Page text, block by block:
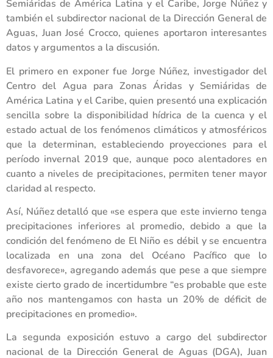
Semiáridas de América Latina y el Caribe, Jorge Núñez y
también el subdirector nacional de la Dirección General de
Aguas, Juan José Crocco, quienes aportaron interesantes
datos y argumentos a la discusión.
El primero en exponer fue Jorge Núñez, investigador del
Centro del Agua para Zonas Áridas y Semiáridas de
América Latina y el Caribe, quien presentó una explicación
sencilla sobre la disponibilidad hídrica de la cuenca y el
estado actual de los fenómenos climáticos y atmosféricos
que la determinan, estableciendo proyecciones para el
período invernal 2019 que, aunque poco alentadores en
cuanto a niveles de precipitaciones, permiten tener mayor
claridad al respecto.
Así, Núñez detalló que «se espera que este invierno tenga
precipitaciones inferiores al promedio, debido a que la
condición del fenómeno de El Niño es débil y se encuentra
localizada en una zona del Océano Pacífico que lo
desfavorece», agregando además que pese a que siempre
existe cierto grado de incertidumbre “es probable que este
año nos mantengamos con hasta un 20% de déficit de
precipitaciones en promedio».
La segunda exposición estuvo a cargo del subdirector
nacional de la Dirección General de Aguas (DGA), Juan